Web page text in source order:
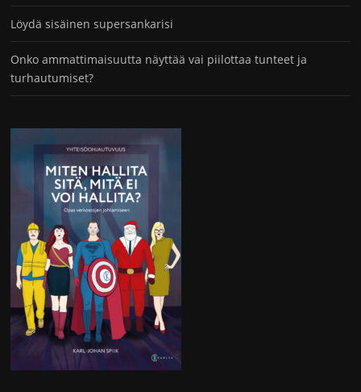
Löydä sisäinen supersankarisi
Onko ammattimaisuutta näyttää vai piilottaa tunteet ja
turhautumiset?